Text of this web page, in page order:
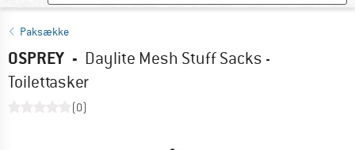
Paksække
OSPREY - Daylite Mesh Stuff Sacks -
Toilettasker
(0)